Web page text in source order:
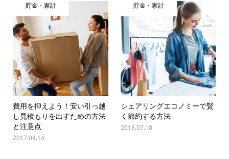
貯金・家計
費用を抑えよう！安い引っ越
し見積もりを出すための方法
と注意点
2017.04.14
貯金・家計
シェアリングエコノミーで賢
く節約する方法
2018.07.10